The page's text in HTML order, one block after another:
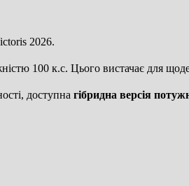
2026.
100 к.с. Цього вистачає для
доступна гібридна версія